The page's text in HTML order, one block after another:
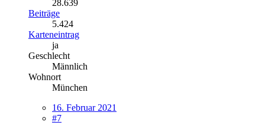
28.639
Beiträge
5.424
Karteneintrag
ja
Geschlecht
Männlich
Wohnort
München
16. Februar 2021
#7